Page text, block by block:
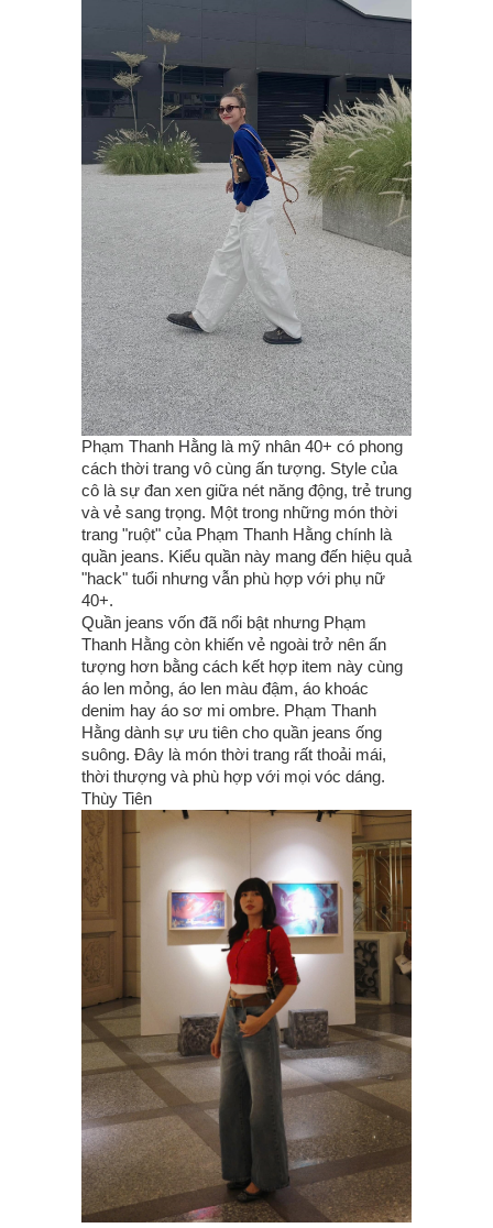
Phạm Thanh Hằng là mỹ nhân 40+ có phong
cách thời trang vô cùng ấn tượng. Style của
cô là sự đan xen giữa nét năng động, trẻ trung
và vẻ sang trọng. Một trong những món thời
trang "ruột" của Phạm Thanh Hằng chính là
quần jeans. Kiểu quần này mang đến hiệu quả
"hack" tuổi nhưng vẫn phù hợp với phụ nữ
40+.
Quần jeans vốn đã nổi bật nhưng Phạm
Thanh Hằng còn khiến vẻ ngoài trở nên ấn
tượng hơn bằng cách kết hợp item này cùng
áo len mỏng, áo len màu đậm, áo khoác
denim hay áo sơ mi ombre. Phạm Thanh
Hằng dành sự ưu tiên cho quần jeans ống
suông. Đây là món thời trang rất thoải mái,
thời thượng và phù hợp với mọi vóc dáng.
Thùy Tiên